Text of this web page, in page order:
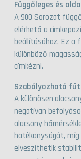
Függőleges és
A 900 Sorozat
elérhető a
beállításához. Ez a
különböző
címkézni.
Szabályozható
A különösen
negatívan
alacsony
hatékonyságát,
elveszíthetik